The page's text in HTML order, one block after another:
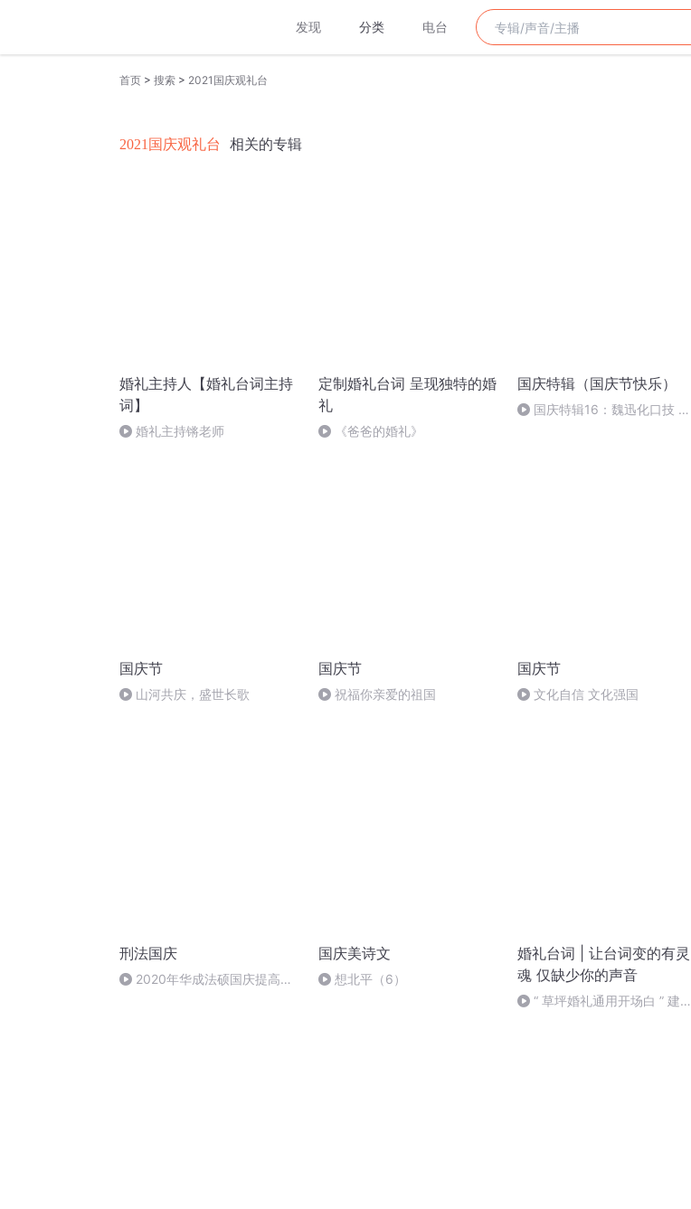
发现 分类 电台
首页 > 搜索 > 2021国庆观礼台
2021国庆观礼台 相关的专辑
婚礼主持人【婚礼台词主持
词】
婚礼主持锵老师
定制婚礼台词 呈现独特的婚
礼
《爸爸的婚礼》
国庆特辑（国庆节快乐）
国庆特辑16：魏迅化口技 二
国庆节
山河共庆，盛世长歌
国庆节
祝福你亲爱的祖国
国庆节
文化自信 文化强国
刑法国庆
2020年华成法硕国庆提高班
国庆美诗文
想北平（6）
婚礼台词 | 让台词变的有灵
魂 仅缺少你的声音
“ 草坪婚礼通用开场白 ” 建议